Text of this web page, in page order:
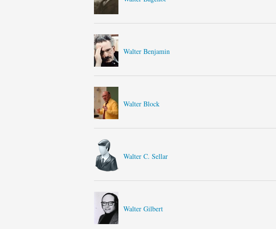
Walter Benjamin
Walter Block
Walter C. Sellar
Walter Gilbert